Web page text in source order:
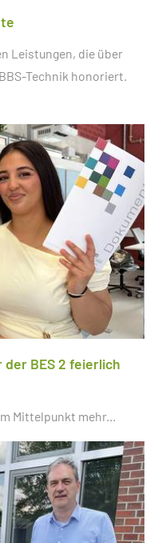
Leistungen, die über
Technik honoriert.
BES 2 feierlich
Mittelpunkt mehr...